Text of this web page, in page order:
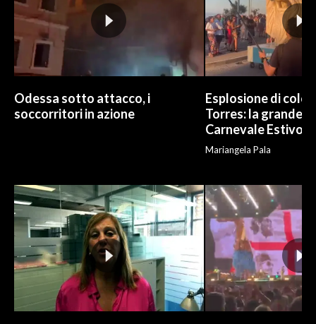
Odessa sotto attacco, i
soccorritori in azione
Esplosione di
Torres: la grande
Carnevale Estivo
Mariangela Pala